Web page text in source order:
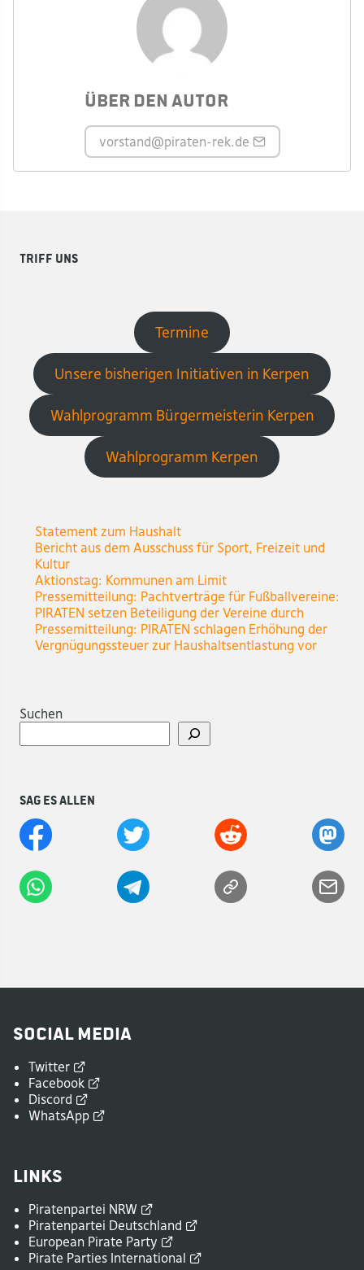
Über den Autor
vorstand@piraten-rek.de
Triff uns
Termine
Unsere bisherigen Initiativen in Kerpen
Wahlprogramm Bürgermeisterin Kerpen
Wahlprogramm Kerpen
Statement zum Haushalt
Bericht aus dem Ausschuss für Sport, Freizeit und
Kultur
Aktionstag: Kommunen am Limit
Pressemitteilung: Pachtverträge für Fußballvereine:
PIRATEN setzen Beteiligung der Vereine durch
Pressemitteilung: PIRATEN schlagen Erhöhung der
Vergnügungssteuer zur Haushaltsentlastung vor
Suchen
Sag es allen
Social Media
Twitter
Facebook
Discord
WhatsApp
Links
Piratenpartei NRW
Piratenpartei Deutschland
European Pirate Party
Pirate Parties International